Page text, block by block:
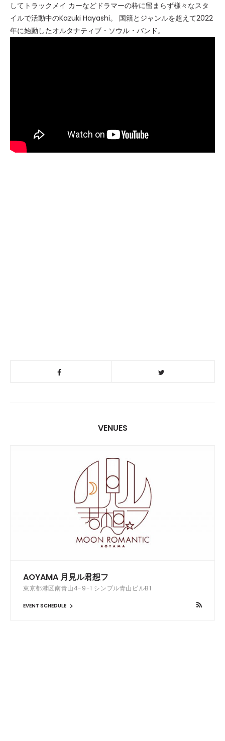
してトラックメイ カーなどドラマーの枠に留まらず様々なスタ
イルで活動中のKazuki Hayashi。 国籍とジャンルを超えて2022
年に始動したオルタナティブ・ソウル・バンド。
VENUES
AOYAMA 月見ル君想フ
東京都港区南青山4-9-1 シンプル青山ビルB1
EVENT SCHEDULE